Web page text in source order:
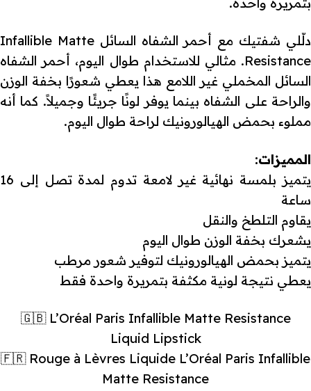
دلّلي شفتيك مع أحمر الشفاه السائل Infallible Matte
Resistance. مثالي للاستخدام طوال اليوم، أحمر الشفاه
السائل المخملي غير اللامع هذا يعطي شعورًا بخفة الوزن
والراحة على الشفاه بينما يوفر لونًا جريئًا وجميلاً. كما أنه
مملوء بحمض الهيالورونيك لراحة طوال اليوم.
المميزات:
يتميز بلمسة نهائية غير لامعة تدوم لمدة تصل إلى 16
ساعة
يقاوم التلطخ والنقل
يشعرك بخفة الوزن طوال اليوم
يتميز بحمض الهيالورونيك لتوفير شعور مرطب
يعطي نتيجة لونية مكثفة بتمريرة واحدة فقط
🇬🇧 L’Oréal Paris Infallible Matte Resistance
Liquid Lipstick
🇫🇷 Rouge à Lèvres Liquide L’Oréal Paris Infallible
Matte Resistance